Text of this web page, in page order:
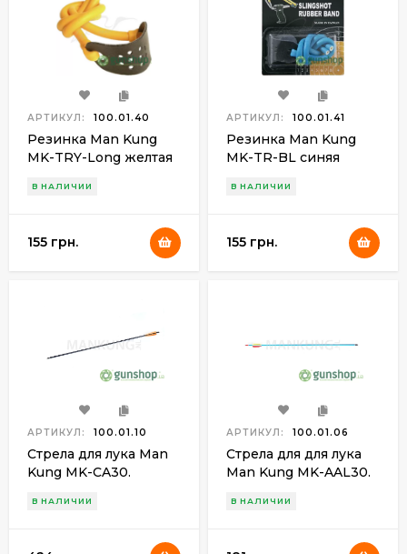
АРТИКУЛ: 100.01.40
Резинка Man Kung
MK-TRY-Long желтая
В НАЛИЧИИ
155 грн.
АРТИКУЛ: 100.01.41
Резинка Man Kung
MK-TR-BL синяя
В НАЛИЧИИ
155 грн.
АРТИКУЛ: 100.01.10
Стрела для лука Man
Kung MK-CA30.
черный
В НАЛИЧИИ
АРТИКУЛ: 100.01.06
Стрела для для лука
Man Kung MK-AAL30.
голубой
В НАЛИЧИИ